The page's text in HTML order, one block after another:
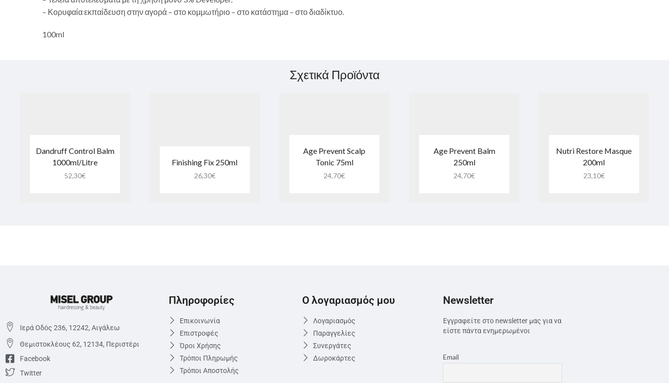
– Κορυφαία εκπαίδευση στην αγορά – στο κομμωτήριο – στο κατάστημα – στο διαδίκτυο.
100ml
Σχετικά Προϊόντα
Dandruff Control Balm
1000ml/Litre
52,30€
Finishing Fix 250ml
26,30€
Age Prevent Scalp
Tonic 75ml
24,70€
Age Prevent Balm
250ml
24,70€
Nutri Restore Masque
200ml
23,10€
Ιερά Οδός 236, 12242, Αιγάλεω
Θεμιστoκλέους 62, 12134, Περιστέρι
Facebook
Twitter
Πληροφορίες
Επικοινωνία
Επιστροφές
Όροι Χρήσης
Τρόποι Πληρωμής
Τρόποι Αποστολής
Ο λογαριασμός μου
Λογαριασμός
Παραγγελίες
Συνεργάτες
Δωροκάρτες
Newsletter
Εγγραφείτε στο newsletter μας για να
είστε πάντα ενημερωμένοι
Email